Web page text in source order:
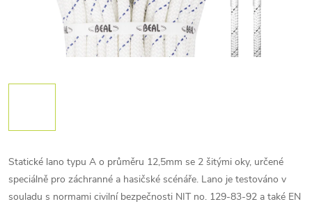
Statické lano typu A o průměru 12,5mm se 2 šitými oky, určené
speciálně pro záchranné a hasičské scénáře. Lano je testováno v
souladu s normami civilní bezpečnosti NIT no. 129-83-92 a také EN